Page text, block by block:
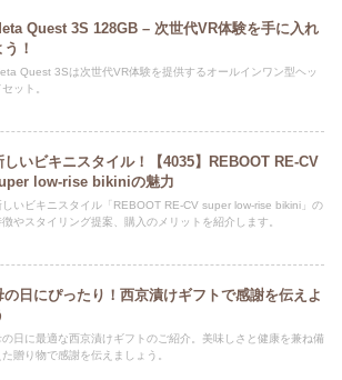
Quest 3S 128GB – 次世代VR体験を手に入れ
う！
Quest 3Sは次世代VR体験を提供するオールインワン型ヘッ
セット。
しいビキニスタイル！【4035】REBOOT RE-CV
low-rise bikiniの魅力
しいビキニスタイル「REBOOT RE-CV super low-rise bikini」の
徴やスタイリング提案、購入のメリットを紹介します。
の日にぴったり！西京漬けギフトで感謝を伝えよ
の日に最適な西京漬けギフトのご紹介。美味しさと健康を兼ね備
た贈り物で感謝を伝えましょう。